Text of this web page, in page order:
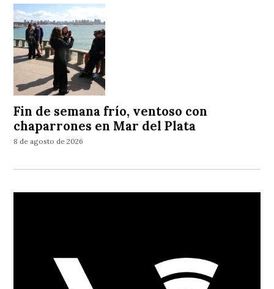
Fin de semana frío, ventoso con
chaparrones en Mar del Plata
8 de agosto de 2026